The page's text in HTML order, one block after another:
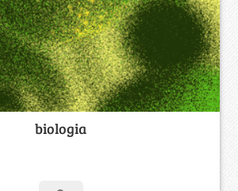
biologia